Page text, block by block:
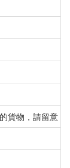
貨物，請留意